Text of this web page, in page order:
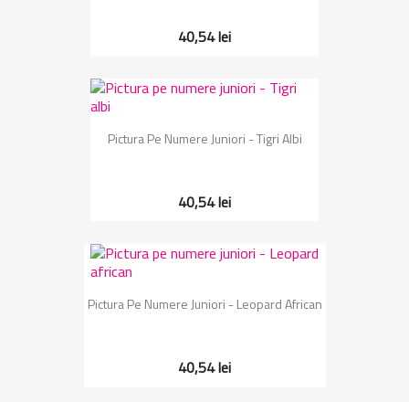
40,54 lei
Pictura Pe Numere Juniori - Tigri Albi
40,54 lei
Pictura Pe Numere Juniori - Leopard African
40,54 lei